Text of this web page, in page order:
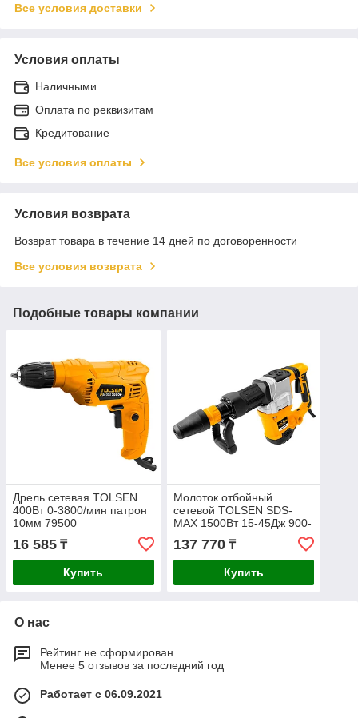
Все условия доставки
Условия оплаты
Наличными
Оплата по реквизитам
Кредитование
Все условия оплаты
Условия возврата
Возврат товара в течение 14 дней по договоренности
Все условия возврата
Подобные товары компании
Дрель сетевая TOLSEN
400Вт 0-3800/мин патрон
10мм 79500
16 585 ₸
Купить
Молоток отбойный
сетевой TOLSEN SDS-
MAX 1500Вт 15-45Дж 900-
2100уд/мин 88551
137 770₸
Купить
О нас
Рейтинг не сформирован
Менее 5 отзывов за последний год
Работает с 06.09.2021